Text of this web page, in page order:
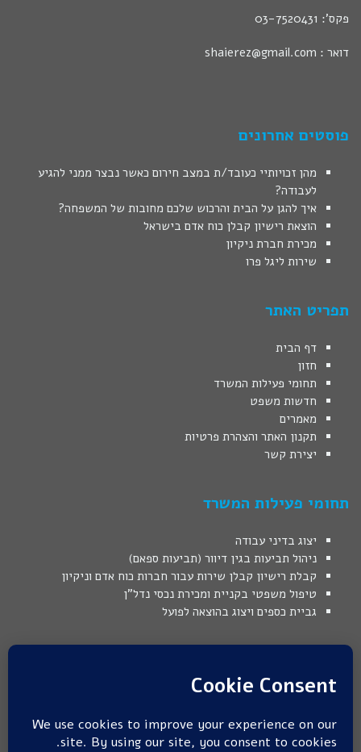
פקס': 03-7520431
דואר : shaierez@gmail.com
פוסטים אחרונים
מהן זכויותיי כעובד/ת במצב חירום כאשר נבצר ממני להגיע
לעבודה?
איך להגן על הבית והרכוש שלכם מחובות של המשפחה?
הוצאת רישיון קבלן כוח אדם בישראל
מכירת חברת ניקיון
שירות ליגל פרו
תפריט האתר
דף הבית
חזון
תחומי פעילות המשרד
חדשות משפט
מאמרים
תקנון האתר והצהרת פרטיות
יצירת קשר
תחומי פעילות המשרד
יצוג בדיני עבודה
ניהול תביעות בגין דיוור (תביעות ספאם)
קבלת רישיון קבלן שירות עבור חברות כוח אדם וניקיון
טיפול משפטי בקניית ומכירת נכסי נדל"ן
גביית כספים ויצוג בהוצאה לפועל
קריאת המידע המוצג ו/או השימוש במידע שבאתר בכדי ליצור יחסי
עו"ד-לקוח.